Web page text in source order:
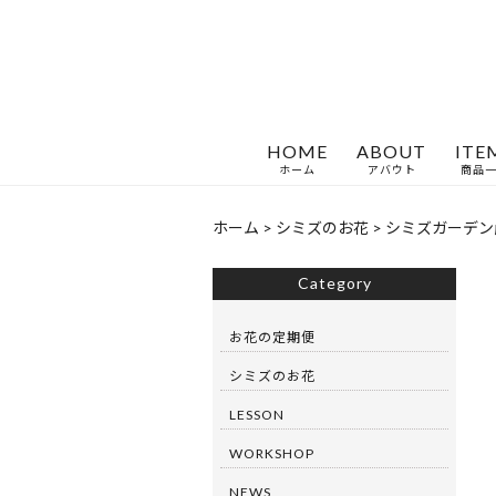
HOME
ホーム
ABOUT
アバウト 商品
ホーム > シミズのお花 > シミズガーデ
Category
お花の定期便
シミズのお花
LESSON
WORKSHOP
NEWS